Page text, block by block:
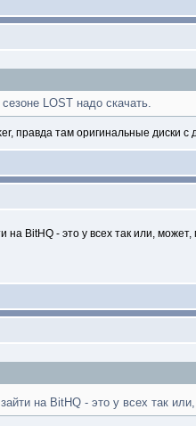
LOST надо скачать.
правда там оригинальные диски
на BitHQ - это у всех так или,
на BitHQ - это у всех так